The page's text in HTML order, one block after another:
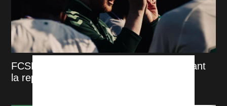
FCSM-ASSE : bilan des préparations avant
la reprise de la Ligue 2